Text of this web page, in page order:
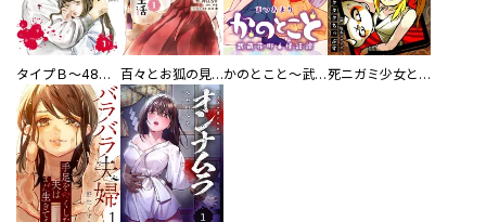
タイプＢ～48時間後、致死率100％～【単話】 百々とお狐の見習い巫女生活【単行本版】 かのとこと～武蔵花町怪話譚～ 【連載版】 死ニガミ少女とスマホ神